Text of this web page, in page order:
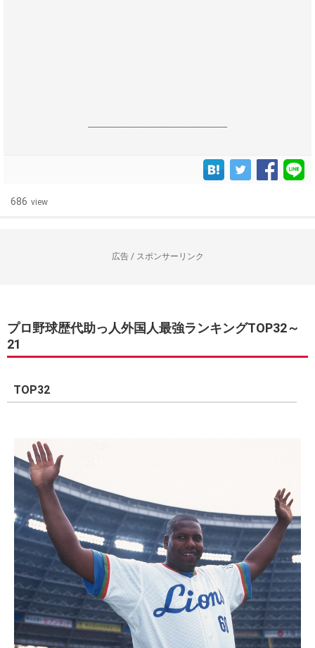
------------------------------------------------------------------
686 view
広告 / スポンサーリンク
プロ野球歴代助っ人外国人最強ランキングTOP32～
21
TOP32